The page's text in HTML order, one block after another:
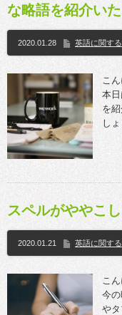
な略語を紹介いた
2020.01.28 英語に関す
こ
本
を
し
スペルがややこ
2020.01.21 英語に関す
こ
今
や